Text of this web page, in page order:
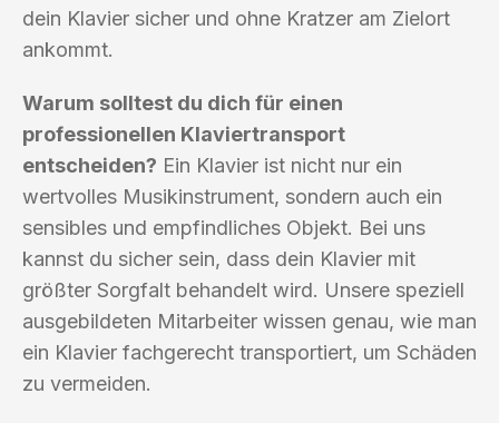
dein Klavier sicher und ohne Kratzer am Zielort
ankommt.
Warum solltest du dich für einen
professionellen Klaviertransport
entscheiden? Ein Klavier ist nicht nur ein
wertvolles Musikinstrument, sondern auch ein
sensibles und empfindliches Objekt. Bei uns
kannst du sicher sein, dass dein Klavier mit
größter Sorgfalt behandelt wird. Unsere speziell
ausgebildeten Mitarbeiter wissen genau, wie man
ein Klavier fachgerecht transportiert, um Schäden
zu vermeiden.